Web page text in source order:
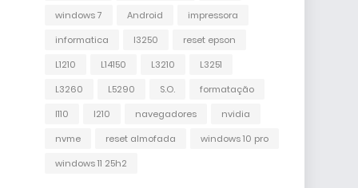
windows 7
Android
impressora
informatica
l3250
reset epson
L1210
L14150 L3210
L3251
L3260
L5290 S.O.
formatação
l110
l210 navegadores
nvidia
nvme
reset almofada
windows 10 pro
windows 11 25h2